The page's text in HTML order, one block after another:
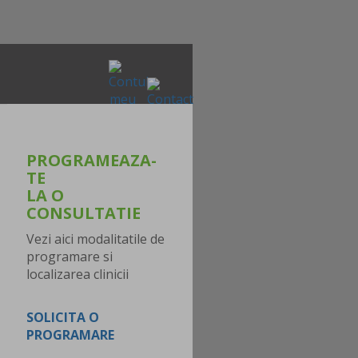
PROGRAMEAZA-
TE
LA O
CONSULTATIE
Vezi aici modalitatile de
programare si
localizarea clinicii
SOLICITA O
PROGRAMARE